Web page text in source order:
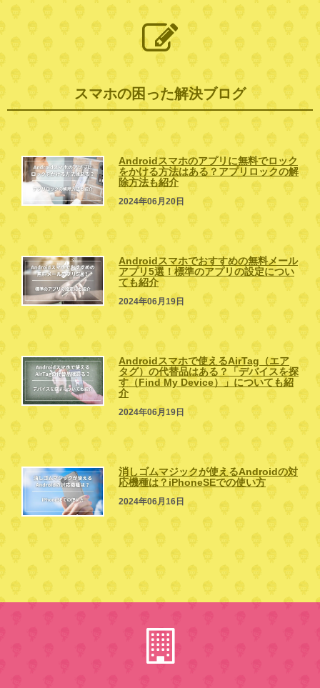
スマホの困った解決ブログ
Androidスマホのアプリに無料でロック
をかける方法はある？アプリロックの解
除方法も紹介
2024年06月20日
Androidスマホでおすすめの無料メール
アプリ5選！標準のアプリの設定につい
ても紹介
2024年06月19日
Androidスマホで使えるAirTag（エア
タグ）の代替品はある？「デバイスを探
す（Find My Device）」についても紹
介
2024年06月19日
消しゴムマジックが使えるAndroidの対
応機種は？iPhoneSEでの使い方
2024年06月16日